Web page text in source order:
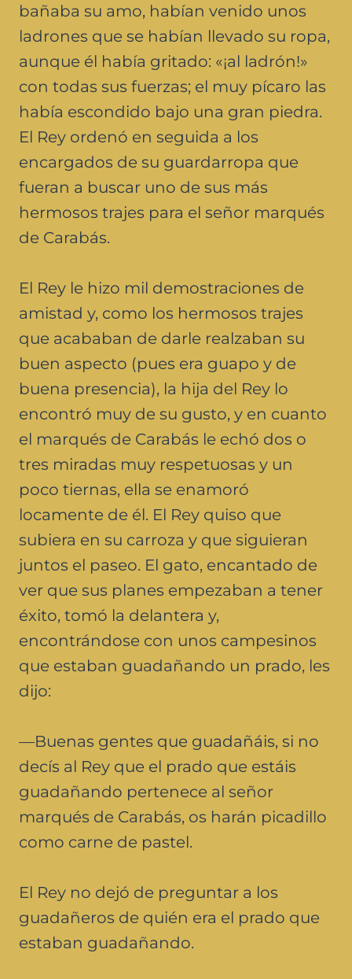
bañaba su amo, habían venido unos
ladrones que se habían llevado su ropa,
aunque él había gritado: «¡al ladrón!»
con todas sus fuerzas; el muy pícaro las
había escondido bajo una gran piedra.
El Rey ordenó en seguida a los
encargados de su guardarropa que
fueran a buscar uno de sus más
hermosos trajes para el señor marqués
de Carabás.
El Rey le hizo mil demostraciones de
amistad y, como los hermosos trajes
que acababan de darle realzaban su
buen aspecto (pues era guapo y de
buena presencia), la hija del Rey lo
encontró muy de su gusto, y en cuanto
el marqués de Carabás le echó dos o
tres miradas muy respetuosas y un
poco tiernas, ella se enamoró
locamente de él. El Rey quiso que
subiera en su carroza y que siguieran
juntos el paseo. El gato, encantado de
ver que sus planes empezaban a tener
éxito, tomó la delantera y,
encontrándose con unos campesinos
que estaban guadañando un prado, les
dijo:
—Buenas gentes que guadañáis, si no
decís al Rey que el prado que estáis
guadañando pertenece al señor
marqués de Carabás, os harán picadillo
como carne de pastel.
El Rey no dejó de preguntar a los
guadañeros de quién era el prado que
estaban guadañando.